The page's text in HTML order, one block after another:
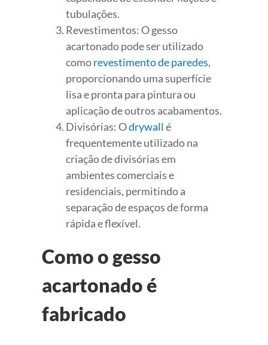
tubulações.
Revestimentos: O gesso
acartonado pode ser utilizado
comorevestimento de paredes,
proporcionando uma superfície
lisa e pronta para pintura ou
aplicação de outros acabamentos.
Divisórias: Odrywallé
frequentemente utilizado na
criação de divisórias em
ambientes comerciais e
residenciais, permitindo a
separação de espaços de forma
rápida e flexível.
Como o gesso
acartonado é
fabricado